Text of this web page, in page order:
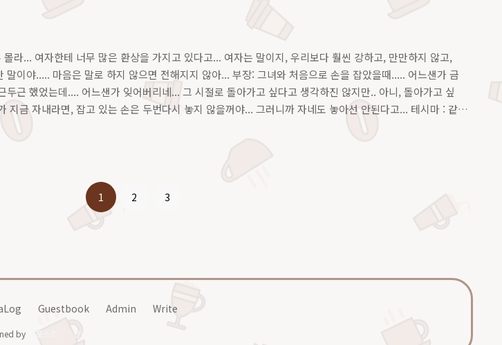
라... 여자한테 너무 많은 환상을 가지고 있다고... 여자는 말이지, 우리보다 훨씬 강하고, 만만하지 않고,
이야..... 마음은 말로 하지 않으면 전해지지 않아... 부장: 그녀와 처음으로 손을 잡았을때..... 어느샌가 금
근 했었는데.... 어느샌가 잊어버리네... 그 시절로 돌아가고 싶다고 생각하진 않지만.. 아니, 돌아가고 싶
지금 자내라면, 잡고 있는 손은 두번다시 놓지 않을꺼야... 그러니까 자네도 놓아선 안된다고... 테시마 : 같
1 2 3
Guestbook Admin Write
by